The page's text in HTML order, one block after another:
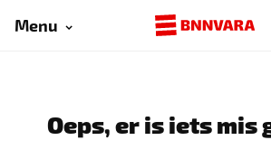
Menu
Oeps, er is iets mis